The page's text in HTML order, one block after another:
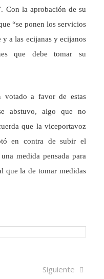
Con la aprobación de su
“se ponen los servicios
a las ecijanas y ecijanos
que debe tomar su
votado a favor de estas
abstuvo, algo que no
que la viceportavoz
en contra de subir el
medida pensada para
que la de tomar medidas
Siguiente